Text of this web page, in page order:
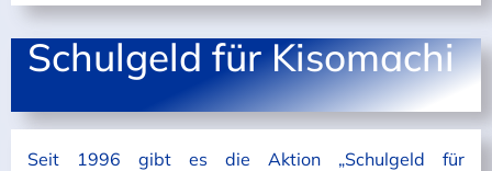
Schulgeld für Kisomachi
Seit 1996 gibt es die Aktion „Schulgeld für